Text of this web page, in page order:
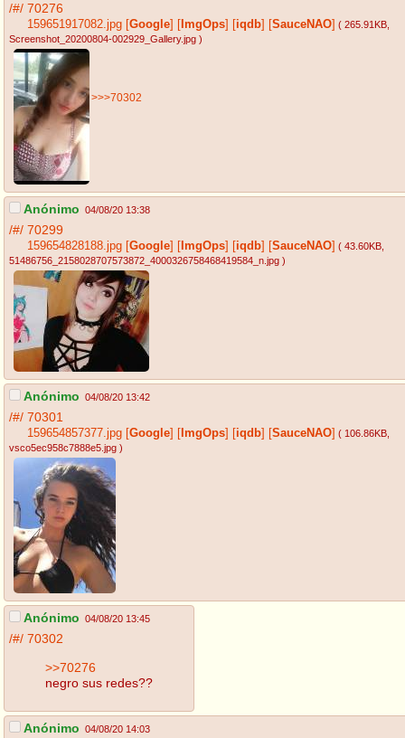
/#/ 70276
159651917082.jpg [Google] [ ImgOps] [iqdb] [SauceNAO] ( 265.91KB
Screenshot_20200804-002929_Gallery.jpg )
>>>70302
Anónimo 04/08/20 13:38
/#/ 70299
159654828188.jpg [Google] [ ImgOps] [iqdb] [SauceNAO] ( 43.60KB
51486756_2158028707573872_4000326758468419584_n.jpg )
Anónimo 04/08/20 13:42
/#/ 70301
159654857377.jpg [Google] [ ImgOps] [iqdb] [SauceNAO] ( 106.86KB
vsco5ec958c7888e5.jpg )
Anónimo 04/08/20 13:45
/#/ 70302
>>70276
negro sus redes??
Anónimo 04/08/20 14:03